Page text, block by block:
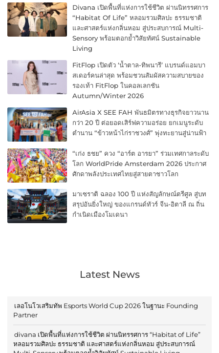
Divana เปิดพื้นที่แห่งการใช้ชีวิต ผ่านนิทรรศการ
“Habitat Of Life” หลอมรวมศิลปะ ธรรมชาติ
และศาสตร์แห่งกลิ่นหอม สู่ประสบการณ์ Multi-
Sensory พร้อมตอกย้ำวิสัยทัศน์ Sustainable
Living
FitFlop เปิดตัว ‘น้ำตาล-ทิพนารี’ แบรนด์แอมบา
สเดอร์คนล่าสุด พร้อมชวนสัมผัสความสบายของ
รองเท้า FitFlop ในคอลเลกชัน
Autumn/Winter 2026
AirAsia X SEE FAH พันธมิตรทางธุรกิจยาวนาน
กว่า 20 ปี ต่อยอดเสิร์ฟความอร่อย ยกเมนูระดับ
ตำนาน “ข้าวหน้าไก่ราชวงศ์” พุ่งทะยานสู่น่านฟ้า
“เก่ง ธชย” ควง “อาร์ต อารยา” ร่วมเทศกาลระดับ
โลก WorldPride Amsterdam 2026 ประกาศ
ศักดาพลังประเทศไทยสู่สายตาชาวโลก
มาเซราติ ฉลอง 100 ปี แห่งสัญลักษณ์ตรีศูล สู่บท
สรุปอันยิ่งใหญ่ ของแกรนด์ทัวร์ จีน-อิตาลี ณ ถิ่น
กำเนิดเมืองโมเดนา
Latest News
เลอโนโวเสริมทัพ Esports World Cup 2026 ในฐานะ Founding
Partner
divana เปิดพื้นที่แห่งการใช้ชีวิต ผ่านนิทรรศการ “Habitat of Life”
หลอมรวมศิลปะ ธรรมชาติ และศาสตร์แห่งกลิ่นหอม สู่ประสบการณ์